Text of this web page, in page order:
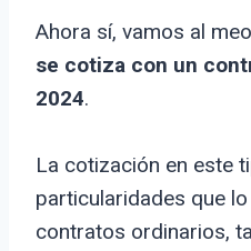
Ahora sí, vamos al
se cotiza con un
2024.
La cotización en este
particularidades que
contratos ordinarios,